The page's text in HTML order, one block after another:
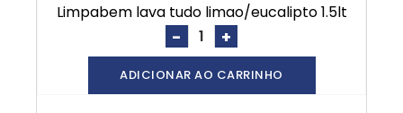
limpabem lava tudo limao/eucalipto 1.5lt
- +
ADICIONAR AO CARRINHO